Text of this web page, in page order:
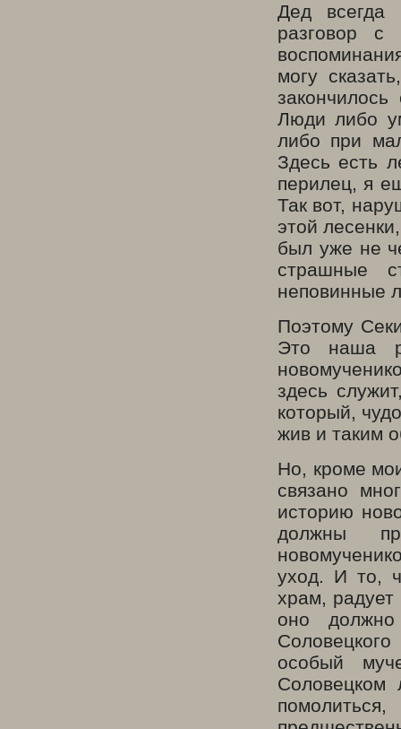
Дед всегда
разговор
могу
Люди либо
либо при
Здесь есть
перилец, я
Так вот,
этой
был уже не
страшные
неповинные
Поэтому
Это наша
здесь
который,
жив и таким
Но, кроме
связано
историю
должны
уход. И то,
храм,
оно
особый
Соловецком